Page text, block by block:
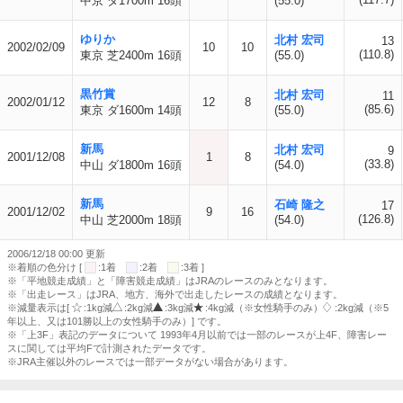
2002/02/09
ゆりか
東京 芝2400m 16頭
10 10
北村 宏司
(55.0)
13
(110.8)
2002/01/12
黒竹賞
東京 ダ1600m 14頭
12 8
北村 宏司
(55.0)
11
(85.6)
2001/12/08
新馬
中山 ダ1800m 16頭
1 8
北村 宏司
(54.0)
9
(33.8)
2001/12/02
新馬
中山 芝2000m 18頭
9 16
石崎 隆之
(54.0)
17
(126.8)
2006/12/18 00:00 更新
※着順の色分け [
:1着 :2着
:3着 ]
※「平地競走成績」と「障害競走成績」はJRAのレースのみとなります。
※「出走レース」はJRA、地方、海外で出走したレースの成績となります。
※減量表示は[
:1kg減 :2kg減 :3kg減 :4kg減（※女性騎手のみ）
:2kg減（※5
年以上、又は101勝以上の女性騎手のみ）] です。
※「上3F」表記のデータについて 1993年4月以前では一部のレースが上4F、障害レー
スに関しては平均Fで計測されたデータです。
※JRA主催以外のレースでは一部データがない場合があります。